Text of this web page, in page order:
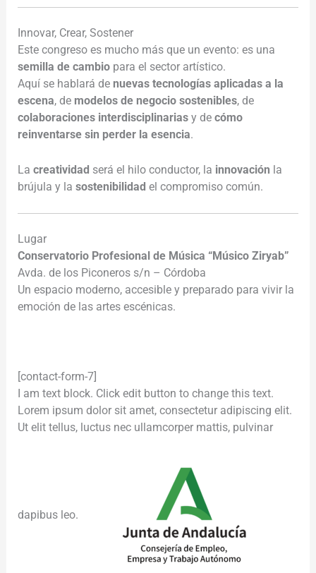
Innovar, Crear, Sostener
Este congreso es mucho más que un evento: es una
semilla de cambiopara el sector artístico.
Aquí se hablará de nuevas tecnologías aplicadas a la
escena, de modelos de negocio sostenibles, de
colaboraciones interdisciplinariasy de cómo
reinventarse sin perder la esencia.
La creatividad será el hilo conductor, la innovación la
brújula y la sostenibilidad el compromiso común.
Lugar
Conservatorio Profesional de Música “Músico Ziryab”
Avda. de los Piconeros s/n – Córdoba
Un espacio moderno, accesible y preparado para vivir la
emoción de las artes escénicas.
[contact-form-7]
I am text block. Click edit button to change this text.
Lorem ipsum dolor sit amet, consectetur adipiscing elit.
Ut elit tellus, luctus nec ullamcorper mattis, pulvinar
dapibus leo.